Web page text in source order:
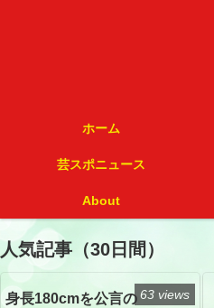
ホーム
芸スポニュース
About
人気記事（30日間）
身長180cmを公言の63 views